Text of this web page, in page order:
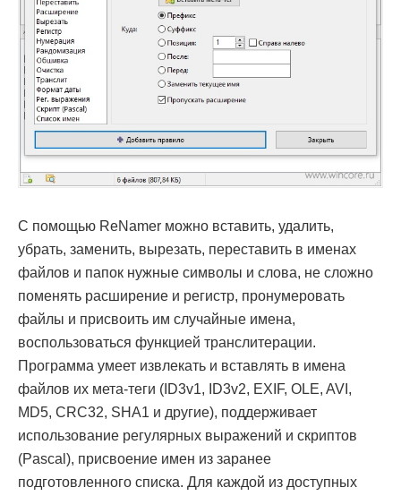
С помощью ReNamer можно вставить, удалить,
убрать, заменить, вырезать, переставить в именах
файлов и папок нужные символы и слова, не сложно
поменять расширение и регистр, пронумеровать
файлы и присвоить им случайные имена,
воспользоваться функцией транслитерации.
Программа умеет извлекать и вставлять в имена
файлов их мета-теги (ID3v1, ID3v2, EXIF, OLE, AVI,
MD5, CRC32, SHA1 и другие), поддерживает
использование регулярных выражений и скриптов
(Pascal), присвоение имен из заранее
подготовленного списка. Для каждой из доступных